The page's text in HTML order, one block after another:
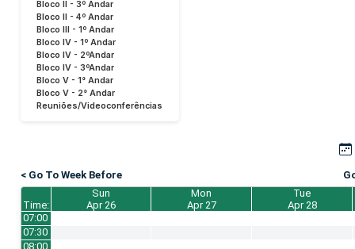
Bloco II - 3º Andar
Bloco II - 4º Andar
Bloco III - 1º Andar
Bloco IV - 1º Andar
Bloco IV - 2ºAndar
Bloco IV - 3ºAndar
Bloco V - 1° Andar
Bloco V - 2° Andar
Reuniões/Videoconferências
< Go To Week Before
Time:
Sun
Apr 26
Mon
Apr 27
Tue
Apr 28
07:00
07:30
08:00